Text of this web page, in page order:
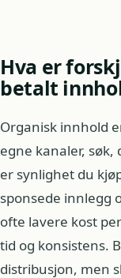
Hva er
betalt
Organisk innhold
egne kanaler,
er synlighet du
sponsede innlegg
ofte lavere kost
tid og konsistens.
distribusjon, men